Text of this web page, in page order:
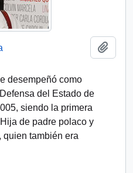
desempeñó como
del Estado de
siendo la primera
de padre polaco y
quien también era